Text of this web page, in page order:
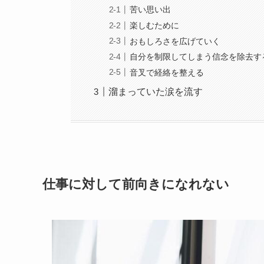
苦い思い出
楽しむために
おもしろさを広げていく
自分を制限してしまう信念を除去す
音叉で経絡を整える
溜まっていた涙を流す
仕事に対して前向きになれない